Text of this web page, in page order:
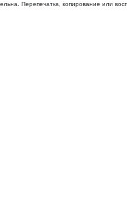
Перепечатка, копирование или